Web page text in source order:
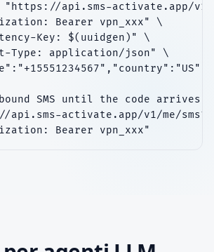
"https://api.sms-activate.app/v1/
Bearer vpn_xxx" \
Key: $(uuidgen)" \
Type: application/json" \
SMS until the code arrives
activate.app/v1/me/
Bearer vpn_xxx"